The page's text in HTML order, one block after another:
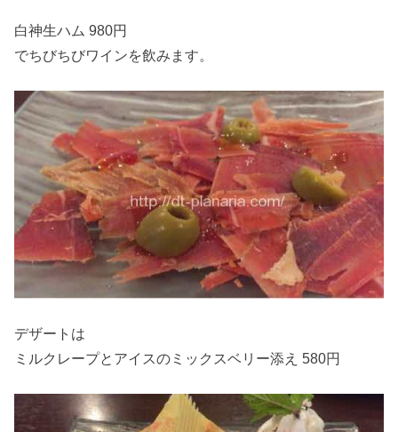
白神生ハム 980円
でちびちびワインを飲みます。
デザートは
ミルクレープとアイスのミックスベリー添え 580円